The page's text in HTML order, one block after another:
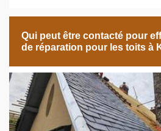
Qui peut être contacté pour
de réparation pour les toits à